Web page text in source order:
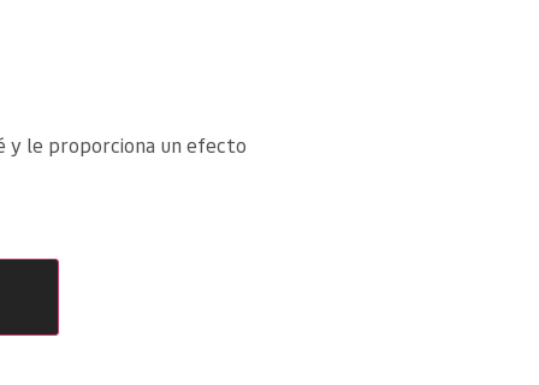
y le proporciona un efecto